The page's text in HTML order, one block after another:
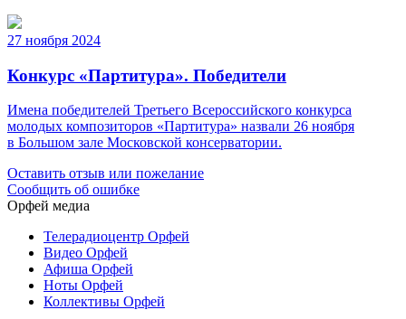
27 ноября 2024
Конкурс «Партитура». Победители
Имена победителей Третьего Всероссийского конкурса
молодых композиторов «Партитура» назвали 26 ноября
в Большом зале Московской консерватории.
Оставить отзыв или пожелание
Сообщить об ошибке
Орфей медиа
Телерадиоцентр Орфей
Видео Орфей
Афиша Орфей
Ноты Орфей
Коллективы Орфей